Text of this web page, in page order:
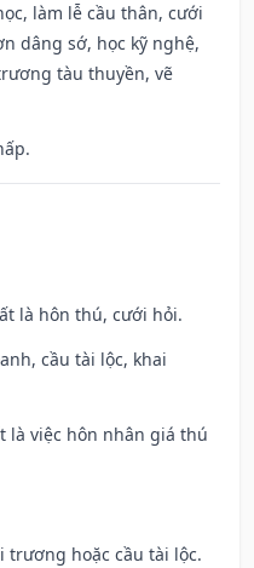
làm lễ cầu thân, cưới
dâng sớ, học kỹ nghệ,
tàu thuyền, vẽ
là hôn thú, cưới hỏi.
cầu tài lộc, khai
là việc hôn nhân giá thú
trương hoặc cầu tài lộc.